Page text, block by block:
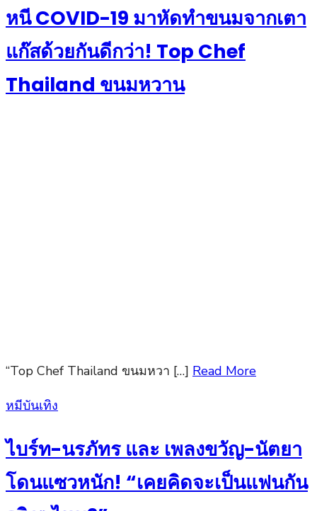
หนี COVID-19 มาหัดทำขนมจากเตา
แก๊สด้วยกันดีกว่า! Top Chef
Thailand ขนมหวาน
“Top Chef Thailand ขนมหวา […] Read More
Posted
หมีบันเทิง
ไบร์ท-นรภัทร และ เพลงขวัญ-นัตยา
โดนแซวหนัก! “เคยคิดจะเป็นแฟนกัน